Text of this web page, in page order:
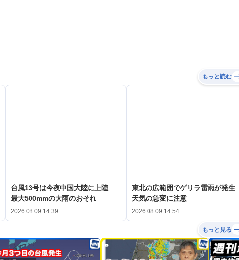
もっと読む
台風13号は今夜中国大陸に上陸
最大500mmの大雨のおそれ
2026.08.09 14:39
東北の広範囲でゲリラ雷雨が発生
天気の急変に注意
2026.08.09 14:54
もっと見る